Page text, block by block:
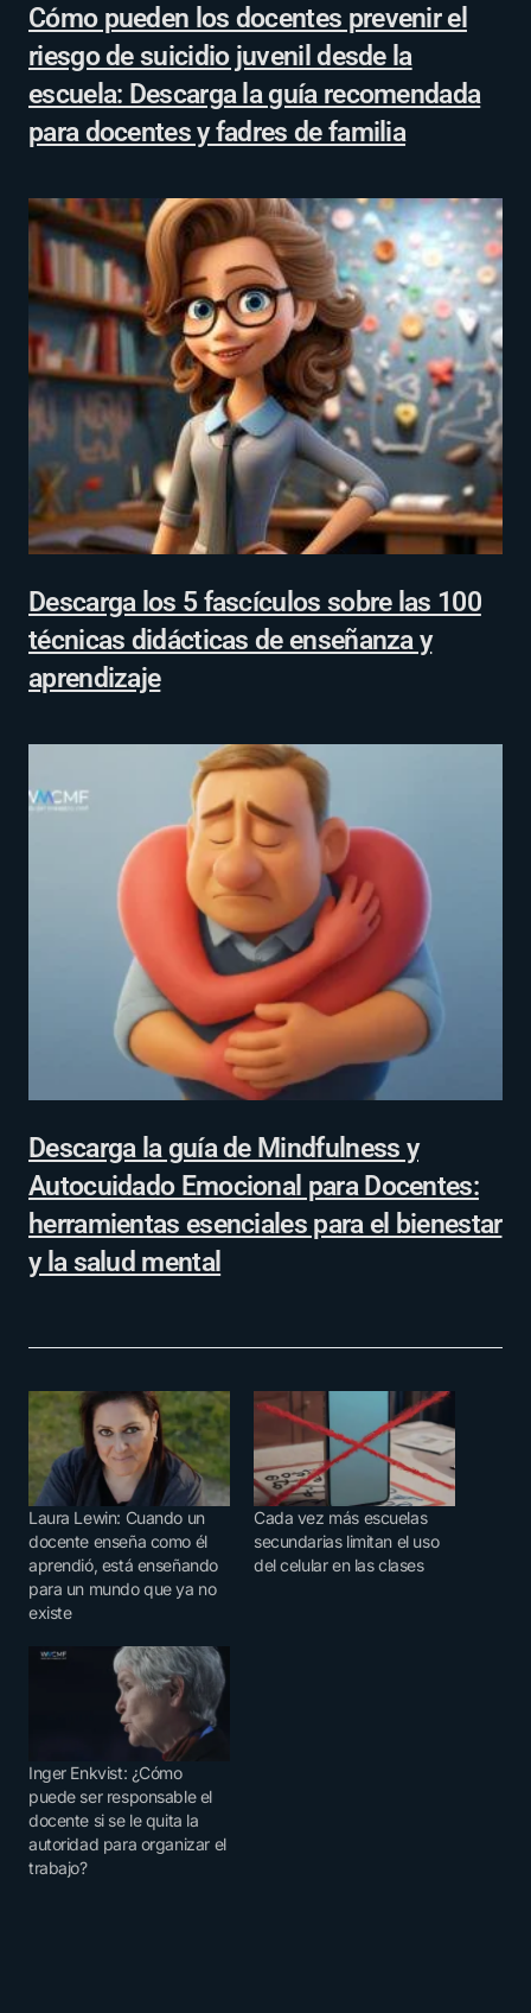
Cómo pueden los docentes prevenir el
riesgo de suicidio juvenil desde la
escuela: Descarga la guía recomendada
para docentes y fadres de familia
Descarga los 5 fascículos sobre las 100
técnicas didácticas de enseñanza y
aprendizaje
Descarga la guía de Mindfulness y
Autocuidado Emocional para Docentes:
herramientas esenciales para el bienestar
y la salud mental
Laura Lewin: Cuando un
docente enseña como él
aprendió, está enseñando
para un mundo que ya no
existe
Cada vez más escuelas
secundarias limitan el uso
del celular en las clases
Inger Enkvist: ¿Cómo
puede ser responsable el
docente si se le quita la
autoridad para organizar el
trabajo?